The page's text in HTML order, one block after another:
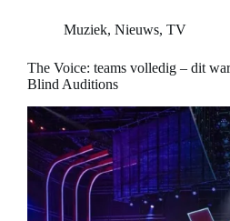
Muziek, Nieuws, TV
The Voice: teams volledig – dit
Blind Auditions